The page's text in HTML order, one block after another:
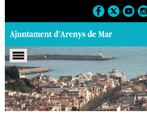
Portada > Agenda > 21-12-
2025 > Marcs > Culturals > 2025 >